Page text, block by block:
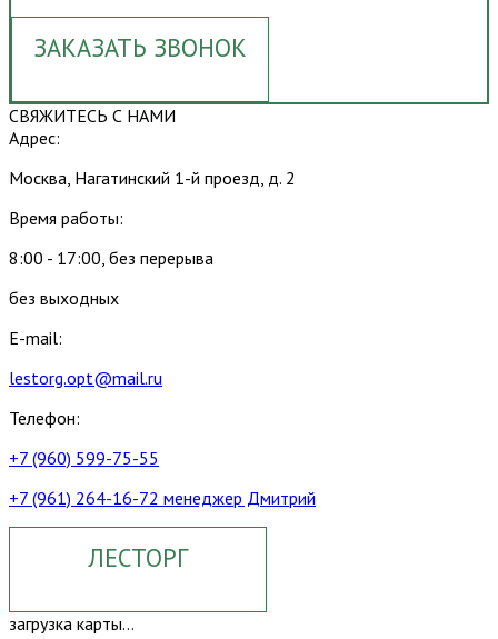
ЗАКАЗАТЬ ЗВОНОК
СВЯЖИТЕСЬ С НАМИ
Адрес:
Москва, Нагатинский 1-й проезд, д. 2
Время работы:
8:00 - 17:00, без перерыва
без выходных
E-mail:
lestorg.opt@mail.ru
Телефон:
+7 (960) 599-75-55
+7 (961) 264-16-72 менеджер Дмитрий
ЛЕСТОРГ
загрузка карты...